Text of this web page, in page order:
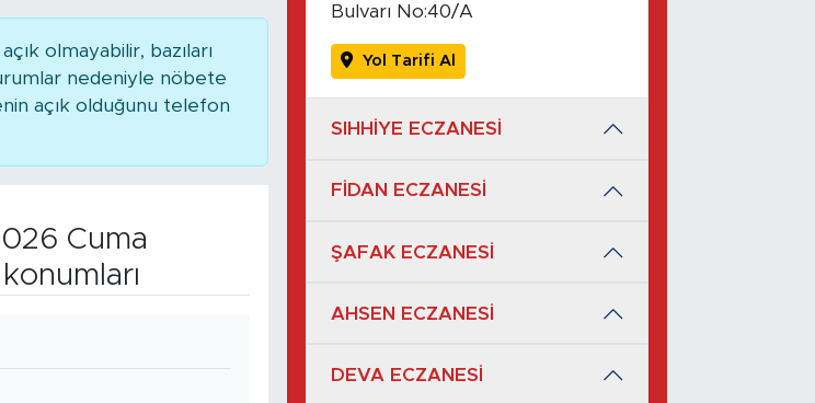
olmayabilir, bazıları
nedeniyle nöbete
açık olduğunu telefon
Cuma
Bulvarı No:40/A
Yol Tarifi Al
SIHHİYE ECZANESİ
FİDAN ECZANESİ
ŞAFAK ECZANESİ
AHSEN ECZANESİ
DEVA ECZANESİ